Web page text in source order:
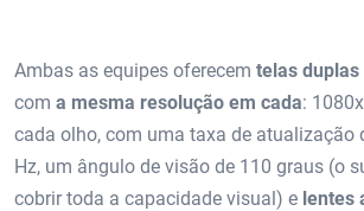
Ambas as equipes oferecem telas duplas
com a mesma resolução em cada:
cada olho, com uma taxa de atualização
Hz, um ângulo de visão de 110 graus (o
cobrir toda a capacidade visual) e lentes